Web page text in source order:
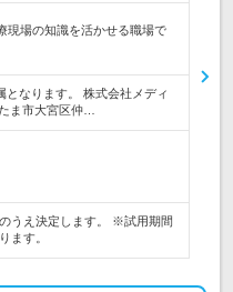
現場の知識を活かせる職場で
なります。 株式会社メディ
ま市大宮区仲…
うえ決定します。 ※試用期間
ます。